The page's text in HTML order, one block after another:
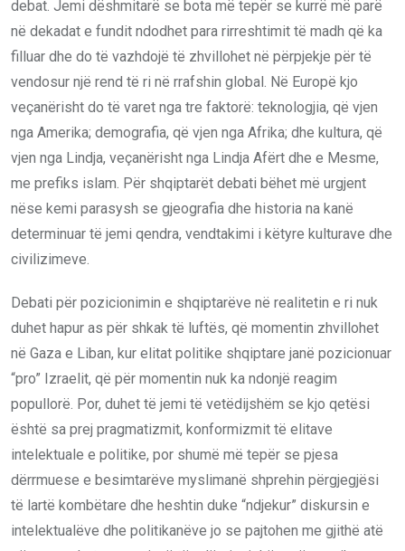
debat. Jemi dëshmitarë se bota më tepër se kurrë më parë
në dekadat e fundit ndodhet para rirreshtimit të madh që ka
filluar dhe do të vazhdojë të zhvillohet në përpjekje për të
vendosur një rend të ri në rrafshin global. Në Europë kjo
veçanërisht do të varet nga tre faktorë: teknologjia, që vjen
nga Amerika; demografia, që vjen nga Afrika; dhe kultura, që
vjen nga Lindja, veçanërisht nga Lindja Afërt dhe e Mesme,
me prefiks islam. Për shqiptarët debati bëhet më urgjent
nëse kemi parasysh se gjeografia dhe historia na kanë
determinuar të jemi qendra, vendtakimi i këtyre kulturave dhe
civilizimeve.
Debati për pozicionimin e shqiptarëve në realitetin e ri nuk
duhet hapur as për shkak të luftës, që momentin zhvillohet
në Gaza e Liban, kur elitat politike shqiptare janë pozicionuar
“pro” Izraelit, që për momentin nuk ka ndonjë reagim
popullorë. Por, duhet të jemi të vetëdijshëm se kjo qetësi
është sa prej pragmatizmit, konformizmit të elitave
intelektuale e politike, por shumë më tepër se pjesa
dërrmuese e besimtarëve myslimanë shprehin përgjegjësi
të lartë kombëtare dhe heshtin duke “ndjekur” diskursin e
intelektualëve dhe politikanëve jo se pajtohen me gjithë atë